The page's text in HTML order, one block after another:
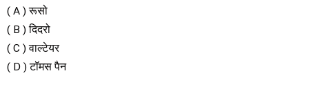
( A ) रूसो
( B ) दिदरो
( C ) वाल्टेयर
( D ) टॉमस पैन